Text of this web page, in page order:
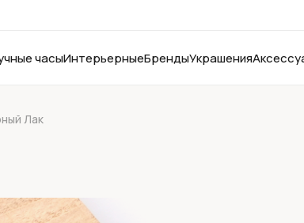
часыИнтерьерныеБрендыУкрашения
Лак